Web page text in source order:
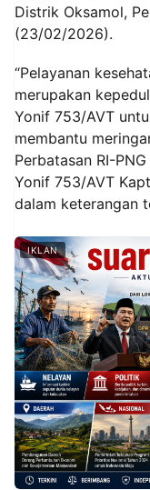
Distrik Oksamol,
(23/02/2026).
“Pelayanan
merupakan
Yonif 753/AVT
membantu
Perbatasan RI-
Yonif 753/AVT
dalam keterangan
IKLAN